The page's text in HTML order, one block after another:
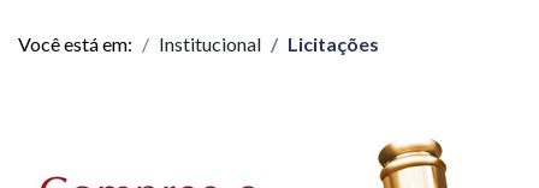
Você está em: Institucional Licitações